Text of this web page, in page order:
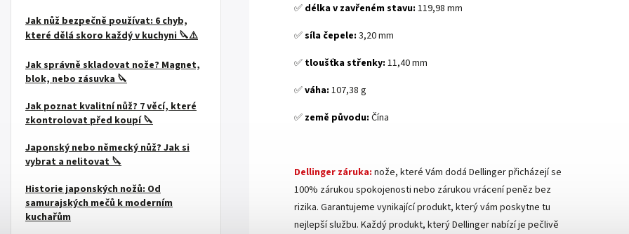
Jak nůž bezpečně používat: 6 chyb,
které dělá skoro každý v kuchyni 🔪⚠️
Jak správně skladovat nože? Magnet,
blok, nebo zásuvka 🔪
Jak poznat kvalitní nůž? 7 věcí, které
zkontrolovat před koupí 🔪
Japonský nebo německý nůž? Jak si
vybrat a nelitovat 🔪
Historie japonských nožů: Od
samurajských mečů k moderním
kuchařům
✅ délka v zavřeném stavu: 119,98 mm
✅síla čepele: 3,20 mm
✅ tloušťka střenky: 11,40 mm
✅váha: 107,38 g
✅ země původu: Čína
Dellinger záruka: nože, které Vám dodá Dellinger přicházejí se
100% zárukou spokojenosti nebo zárukou vrácení peněz bez
rizika. Garantujeme vynikající produkt, který vám poskytne tu
nejlepší službu. Každý produkt, který Dellinger nabízí je pečlivě